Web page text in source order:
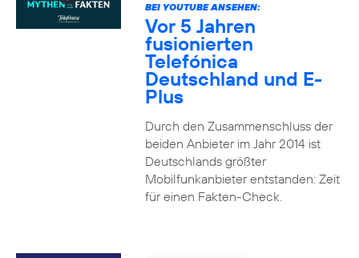
BEI YOUTUBE ANSEHEN:
Vor 5 Jahren
fusionierten
Telefónica
Deutschland und E-
Plus
Durch den Zusammenschluss der
beiden Anbieter im Jahr 2014 ist
Deutschlands größter
Mobilfunkanbieter entstanden: Zeit
für einen Fakten-Check.